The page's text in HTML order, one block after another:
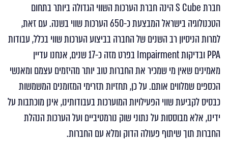
חברת S Cube הינה חברת הערכות השווי הגדולה ביותר בתחום
הטכנולוגיה בישראל המבצעת כ-650 הערכות שווי בשנה. עם זאת,
למרות הניסיון רב השנים של החברה בביצוע הערכות שווי בכלל, עבודות
PPA ובדיקות Impairment בפרט מזה כ-17 שנים, אנחנו עדיין
מאמינים שאין מי שמכיר את החברות טוב יותר מהיזמים עצמם ומאנשי
הכספים שמלווים אותם. על כן, תחזיות תזרימי המזומנים המשמשות
כבסיס לקביעת שווי הפעילויות המוערכות בעבודותינו, אינן מוכתבות על
ידינו, אלא מבוססות על נתוני שוק נורמטיביים ועל הערכות הנהלת
החברות תוך שיתוף פעולה הדוק ומלא עם החברות.